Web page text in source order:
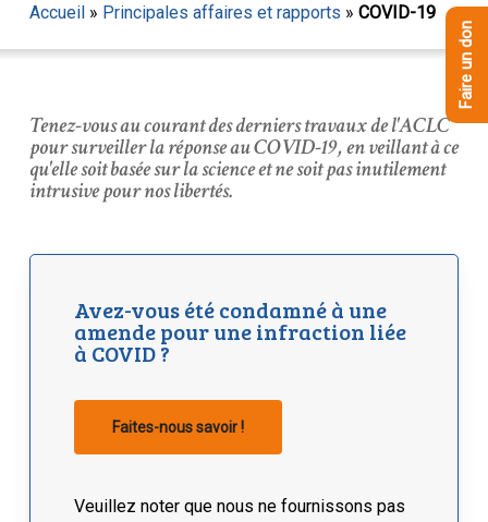
Accueil» Principales affaires et rapports » COVID-19
Tenez-vous au courant des derniers travaux de l'ACLC
pour surveiller la réponse au COVID-19, en veillant à ce
qu'elle soit basée sur la science et ne soit pas inutilement
intrusive pour nos libertés.
Avez-vous été condamné à une
amende pour une infraction liée
à COVID ?
Faites-nous savoir !
Veuillez noter que nous ne fournissons pas
Faire un don